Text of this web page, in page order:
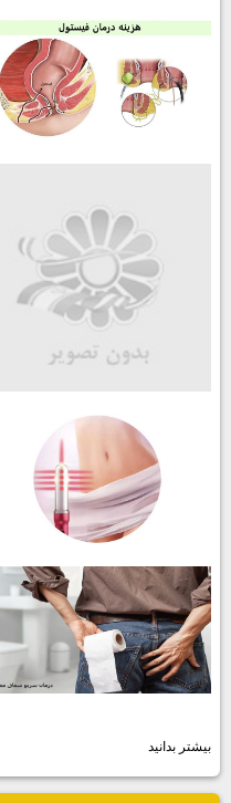
بيشتر بدانيد